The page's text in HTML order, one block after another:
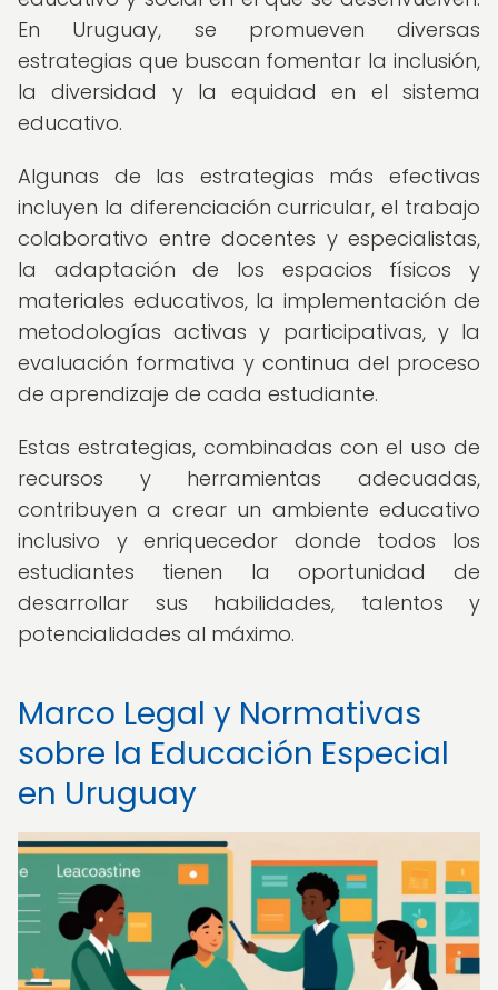
En Uruguay, se promueven diversas
estrategias que buscan fomentar la inclusión,
la diversidad y la equidad en el sistema
educativo.
Algunas de las estrategias más efectivas
incluyen la diferenciación curricular, el trabajo
colaborativo entre docentes y especialistas,
la adaptación de los espacios físicos y
materiales educativos, la implementación de
metodologías activas y participativas, y la
evaluación formativa y continua del proceso
de aprendizaje de cada estudiante.
Estas estrategias, combinadas con el uso de
recursos y herramientas adecuadas,
contribuyen a crear un ambiente educativo
inclusivo y enriquecedor donde todos los
estudiantes tienen la oportunidad de
desarrollar sus habilidades, talentos y
potencialidades al máximo.
Marco Legal y Normativas
sobre la Educación Especial
en Uruguay